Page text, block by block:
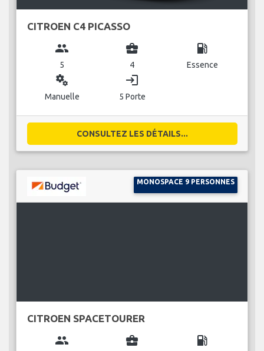
CITROEN C4 PICASSO
group
5
business_center
4
local_gas_station
Essence
miscellaneous_services
Manuelle
login
5 Porte
CONSULTEZ LES DÉTAILS...
MONOSPACE 9 PERSONNES
CITROEN SPACETOURER
group business_center local_gas_station